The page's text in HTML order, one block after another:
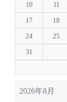
2026年8月
10 11
17 18
24 25
31